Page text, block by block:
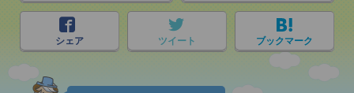
シェア ツイート ブックマーク